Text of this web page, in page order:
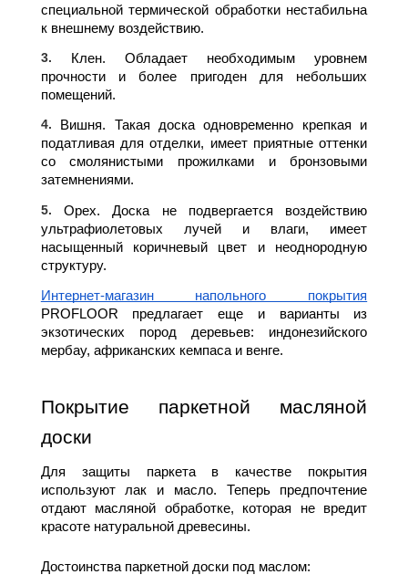
специальной термической обработки нестабильна
к внешнему воздействию.
Клен. Обладает необходимым уровнем
прочности и более пригоден для небольших
помещений.
Вишня. Такая доска одновременно крепкая и
податливая для отделки, имеет приятные оттенки
со смолянистыми прожилками и бронзовыми
затемнениями.
Орех. Доска не подвергается воздействию
ультрафиолетовых лучей и влаги, имеет
насыщенный коричневый цвет и неоднородную
структуру.
Интернет-магазин напольного покрытия
PROFLOOR предлагает еще и варианты из
экзотических пород деревьев: индонезийского
мербау, африканских кемпаса и венге.
Покрытие паркетной масляной
доски
Для защиты паркета в качестве покрытия
используют лак и масло. Теперь предпочтение
отдают масляной обработке, которая не вредит
красоте натуральной древесины.
Достоинства паркетной доски под маслом: